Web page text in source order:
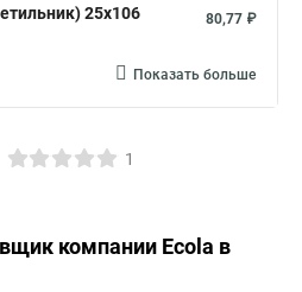
25x106
80,77 ₽
Показать больше
1
компании Ecola в